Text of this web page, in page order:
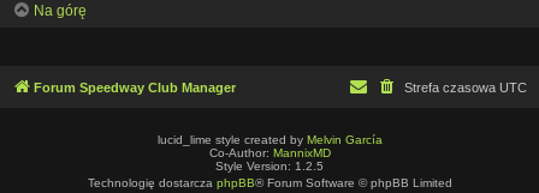
Na górę
Forum Speedway Club Manager Strefa czasowa UTC
lucid_lime style created by Melvin García
Co-Author: MannixMD
Style Version: 1.2.5
Technologię dostarcza phpBB® Forum Software © phpBB Limited